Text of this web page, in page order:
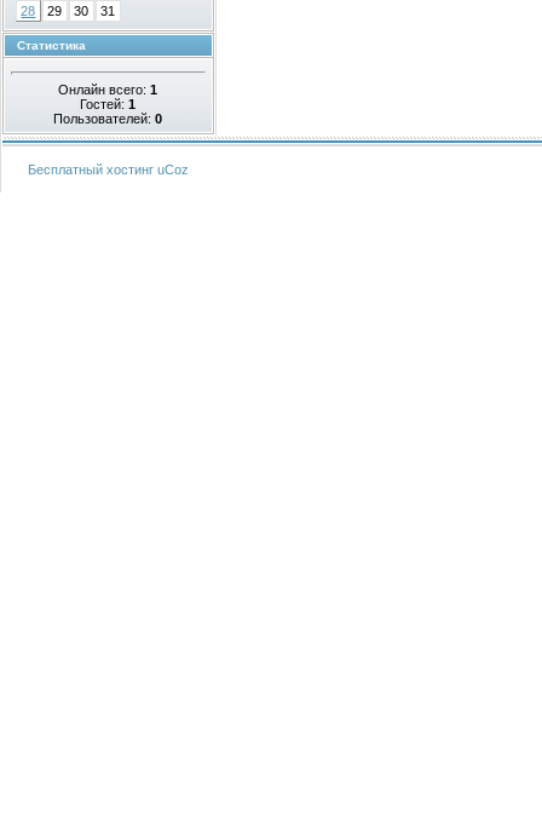
28 29 30 31
Статистика
Онлайн всего:1
Гостей:1
Пользователей:0
Бесплатный хостинг uCoz